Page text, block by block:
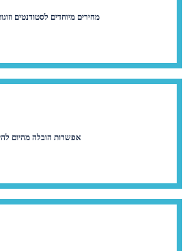
מחירים מיוחדים לסטודנטים
אפשרות הובלה מהיום